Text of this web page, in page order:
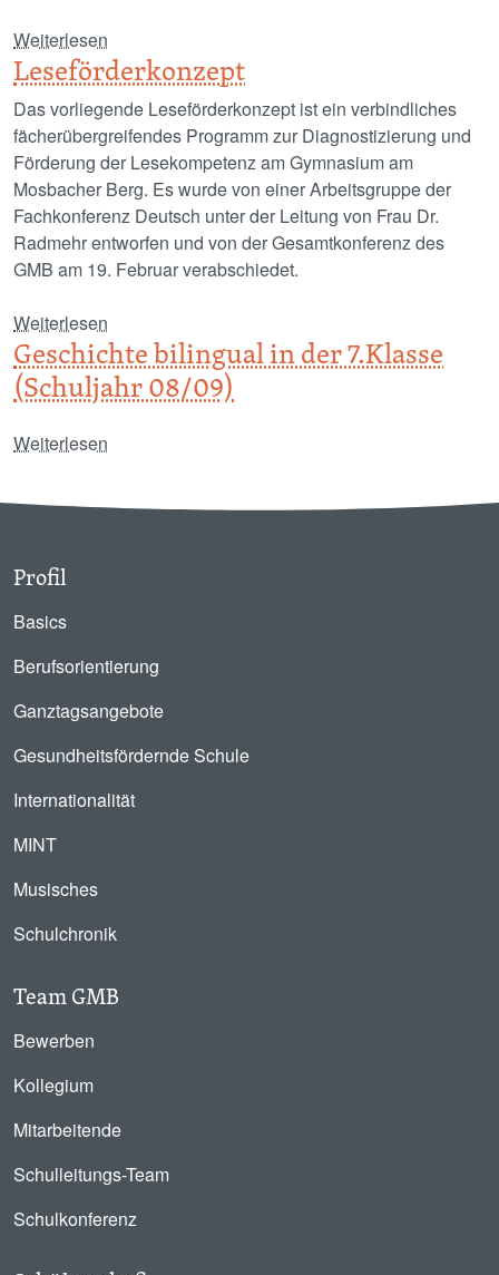
Weiterlesen
Leseförderkonzept
Das vorliegende Leseförderkonzept ist ein verbindliches
fächerübergreifendes Programm zur Diagnostizierung und
Förderung der Lesekompetenz am Gymnasium am
Mosbacher Berg. Es wurde von einer Arbeitsgruppe der
Fachkonferenz Deutsch unter der Leitung von Frau Dr.
Radmehr entworfen und von der Gesamtkonferenz des
GMB am 19. Februar verabschiedet.
Weiterlesen
Geschichte bilingual in der 7.Klasse
(Schuljahr 08/09)
Weiterlesen
Profil
Basics
Berufsorientierung
Ganztagsangebote
Gesundheitsfördernde Schule
Internationalität
MINT
Musisches
Schulchronik
Team GMB
Bewerben
Kollegium
Mitarbeitende
Schulleitungs-Team
Schulkonferenz